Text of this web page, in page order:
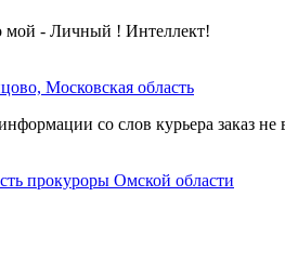
мой - Личный ! Интеллект!
Московская область
со слов курьера заказ
прокуроры Омской области